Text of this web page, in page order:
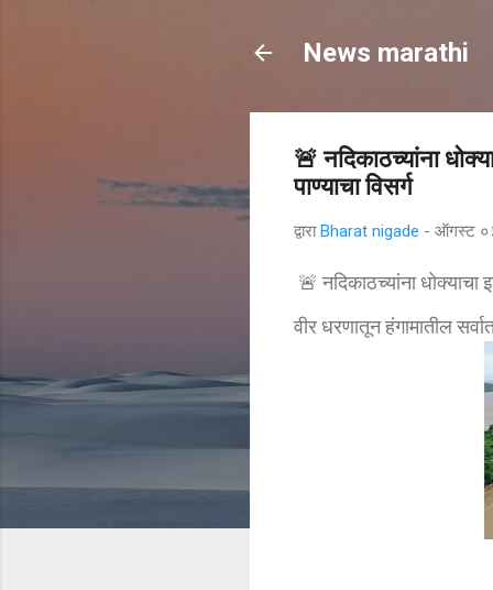
News marathi
🚨 नदिकाठच्यांना
पाण्याचा विसर्ग
द्वाराBharat nigade - ऑगस्ट
🚨 नदिकाठच्यांना धोक्याचा
वीर धरणातून हंगामातील